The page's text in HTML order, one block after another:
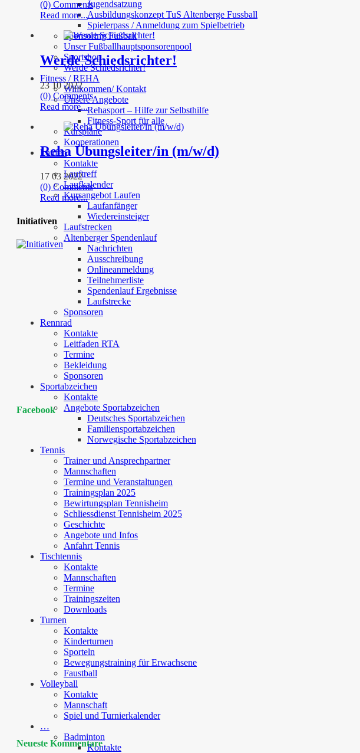
Jugendsatzung
Ausbildungskonzept TuS Altenberge Fussball
Spielerpass / Anmeldung zum Spielbetrieb
Sponsoring Fußball
Unser Fußballhauptsponsorenpool
Sportshop
Werde Schiedsrichter!
Fitness / REHA
Willkommen/ Kontakt
Unsere Angebote
Rehasport – Hilfe zur Selbsthilfe
Fitness-Sport für alle
Kurspläne
Kooperationen
Laufen
Kontakte
Lauftreff
Laufkalender
Kursangebot Laufen
Laufanfänger
Wiedereinsteiger
Laufstrecken
Altenberger Spendenlauf
Nachrichten
Ausschreibung
Onlineanmeldung
Teilnehmerliste
Spendenlauf Ergebnisse
Laufstrecke
Sponsoren
Rennrad
Kontakte
Leitfaden RTA
Termine
Bekleidung
Sponsoren
Sportabzeichen
Kontakte
Angebote Sportabzeichen
Deutsches Sportabzeichen
Familiensportabzeichen
Norwegische Sportabzeichen
Tennis
Trainer und Ansprechpartner
Mannschaften
Termine und Veranstaltungen
Trainingsplan 2025
Bewirtungsplan Tennisheim
Schliessdienst Tennisheim 2025
Geschichte
Angebote und Infos
Anfahrt Tennis
Tischtennis
Kontakte
Mannschaften
Termine
Trainingszeiten
Downloads
Turnen
Kontakte
Kinderturnen
Sporteln
Bewegungstraining für Erwachsene
Faustball
Volleyball
Kontakte
Mannschaft
Spiel und Turnierkalender
…
Badminton
Kontakte
(0) Comments
Read more...
Werde Schiedsrichter!
23 10 2022
(0) Comments
Read more...
Reha Übungsleiter/in (m/w/d)
17 03 2022
(0) Comments
Read more...
Initiativen
Facebook
Neueste Kommentare